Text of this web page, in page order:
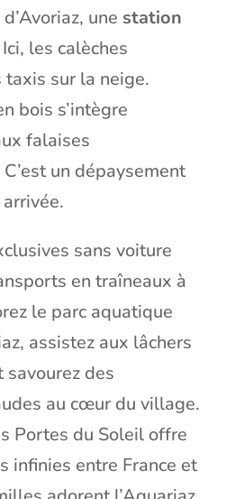
une station
Ici, les calèches
sur la neige.
bois s’intègre
falaises
un dépaysement
sans voiture
en traîneaux à
le parc aquatique
assistez aux lâchers
des
au cœur du village.
Portes du Soleil offre
infinies entre France et